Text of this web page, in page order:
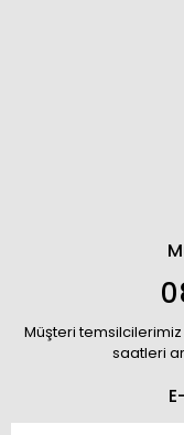
Müşteri temsilcilerimiz
saatleri